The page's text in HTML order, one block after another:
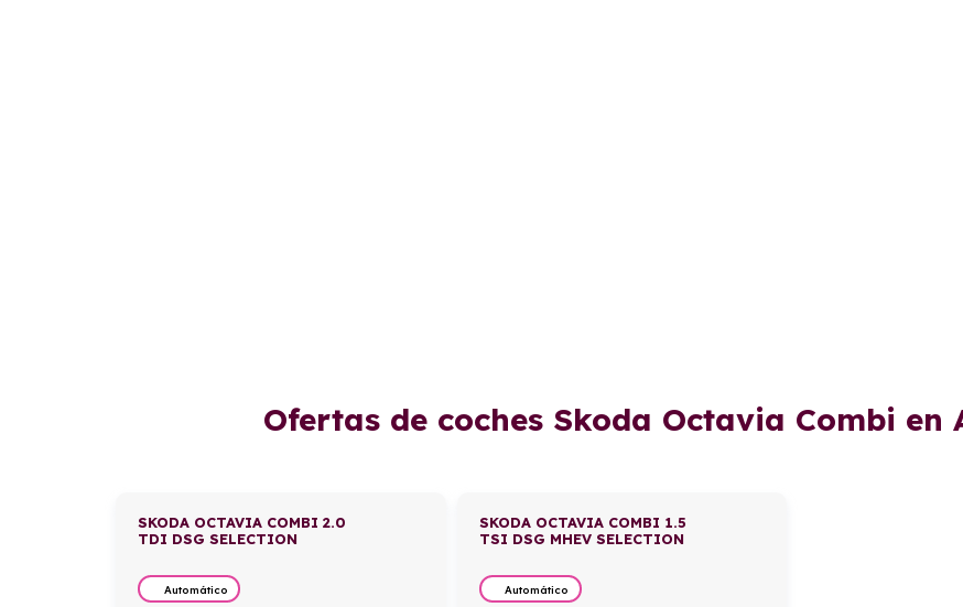
Ofertas de coches Skoda Octavia Combi en
SKODA OCTAVIA COMBI 2.0
TDI DSG SELECTION
Automático
SKODA OCTAVIA COMBI 1.5
TSI DSG MHEV SELECTION
Automático